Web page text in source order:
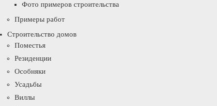
Фото примеров строительства
Примеры работ
Строительство домов
Поместья
Резиденции
Особняки
Усадьбы
Виллы